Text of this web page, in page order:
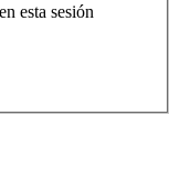
esta sesión